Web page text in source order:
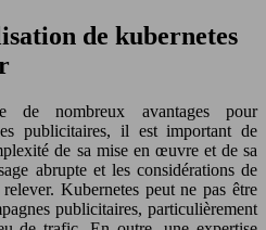
de kubernetes
de nombreux avantages pour
publicitaires, il est important de
de sa mise en œuvre et de sa
abrupte et les considérations de
Kubernetes peut ne pas être
publicitaires, particulièrement